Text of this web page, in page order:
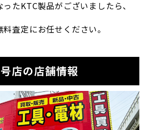
たKTC製品がございましたら、
査定にお任せください。
店の店舗情報